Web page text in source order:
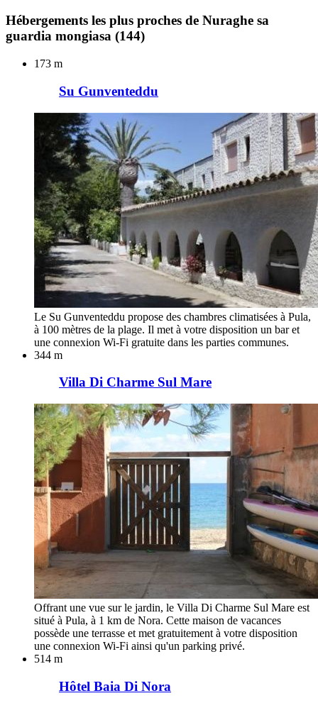
Hébergements les plus proches de Nuraghe sa
guardia mongiasa (144)
173 m
Su Gunventeddu
Le Su Gunventeddu propose des chambres climatisées à Pula,
à 100 mètres de la plage. Il met à votre disposition un bar et
une connexion Wi-Fi gratuite dans les parties communes.
344 m
Villa Di Charme Sul Mare
Offrant une vue sur le jardin, le Villa Di Charme Sul Mare est
situé à Pula, à 1 km de Nora. Cette maison de vacances
possède une terrasse et met gratuitement à votre disposition
une connexion Wi-Fi ainsi qu'un parking privé.
514 m
Hôtel Baia Di Nora